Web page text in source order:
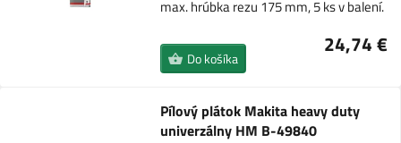
max. hrúbka rezu 175 mm, 5 ks v balení.
24,74 €
Do košíka
Pílový plátok Makita heavy duty
univerzálny HM B-49840